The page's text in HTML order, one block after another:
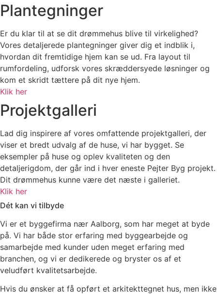
Plantegninger
Er du klar til at se dit drømmehus blive til virkelighed?
Vores detaljerede plantegninger giver dig et indblik i,
hvordan dit fremtidige hjem kan se ud. Fra layout til
rumfordeling, udforsk vores skræddersyede løsninger og
kom et skridt tættere på dit nye hjem.
Klik her
Projektgalleri
Lad dig inspirere af vores omfattende projektgalleri, der
viser et bredt udvalg af de huse, vi har bygget. Se
eksempler på huse og oplev kvaliteten og den
detaljerigdom, der går ind i hver eneste Pejter Byg projekt.
Dit drømmehus kunne være det næste i galleriet.
Klik her
Dét kan vi tilbyde
Vi er et byggefirma nær Aalborg, som har meget at byde
på. Vi har både stor erfaring med byggearbejde og
samarbejde med kunder uden meget erfaring med
branchen, og vi er dedikerede og bryster os af et
veludført kvalitetsarbejde.
Hvis du ønsker at få opført et arkitekttegnet hus, men ikke